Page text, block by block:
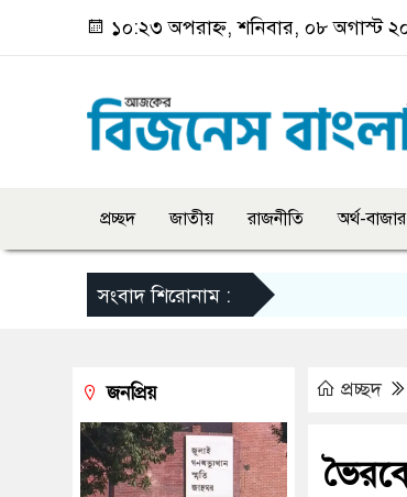
১০:২৩ অপরাহ্ন, শনিবার, ০৮ অগাস্ট
প্রচ্ছদ জাতীয় রাজনীতি অর্থ-
সংবাদ শিরোনাম :
প্রচ্ছদ
জনপ্রিয়